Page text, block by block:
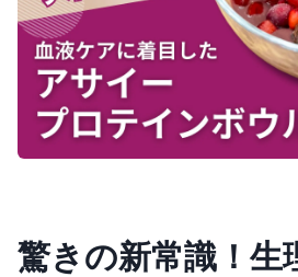
驚きの新常識！生